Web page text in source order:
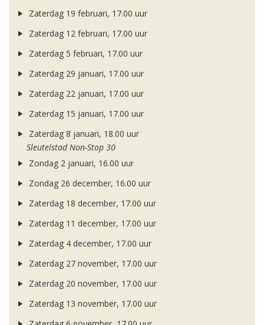
Zaterdag 19 februari, 17.00 uur
Zaterdag 12 februari, 17.00 uur
Zaterdag 5 februari, 17.00 uur
Zaterdag 29 januari, 17.00 uur
Zaterdag 22 januari, 17.00 uur
Zaterdag 15 januari, 17.00 uur
Zaterdag 8 januari, 18.00 uur
Sleutelstad Non-Stop 30
Zondag 2 januari, 16.00 uur
Zondag 26 december, 16.00 uur
Zaterdag 18 december, 17.00 uur
Zaterdag 11 december, 17.00 uur
Zaterdag 4 december, 17.00 uur
Zaterdag 27 november, 17.00 uur
Zaterdag 20 november, 17.00 uur
Zaterdag 13 november, 17.00 uur